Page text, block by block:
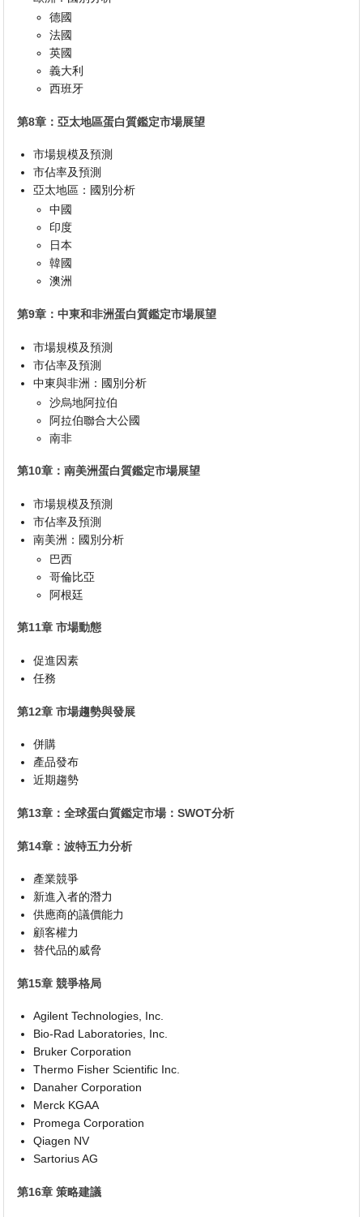
德國
法國
英國
義大利
西班牙
第8章：亞太地區蛋白質鑑定市場展望
市場規模及預測
市佔率及預測
亞太地區：國別分析
中國
印度
日本
韓國
澳洲
第9章：中東和非洲蛋白質鑑定市場展望
市場規模及預測
市佔率及預測
中東與非洲：國別分析
沙烏地阿拉伯
阿拉伯聯合大公國
南非
第10章：南美洲蛋白質鑑定市場展望
市場規模及預測
市佔率及預測
南美洲：國別分析
巴西
哥倫比亞
阿根廷
第11章 市場動態
促進因素
任務
第12章 市場趨勢與發展
併購
產品發布
近期趨勢
第13章：全球蛋白質鑑定市場：SWOT分析
第14章：波特五力分析
產業競爭
新進入者的潛力
供應商的議價能力
顧客權力
替代品的威脅
第15章 競爭格局
Agilent Technologies, Inc.
Bio-Rad Laboratories, Inc.
Bruker Corporation
Thermo Fisher Scientific Inc.
Danaher Corporation
Merck KGAA
Promega Corporation
Qiagen NV
Sartorius AG
第16章 策略建議